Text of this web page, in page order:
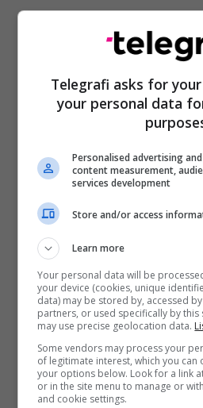
Telegrafi asks for
your personal data
Personalised advertising
content measurement,
services development
Store and/or access
Learn more
Your personal data will be
your device (cookies, unique
data) may be stored by, accessed
partners, or used specifically by
may use precise geolocation data.
Some vendors may process your
of legitimate interest, which you
your options below. Look for a link
or in the site menu to manage or
and cookie settings.